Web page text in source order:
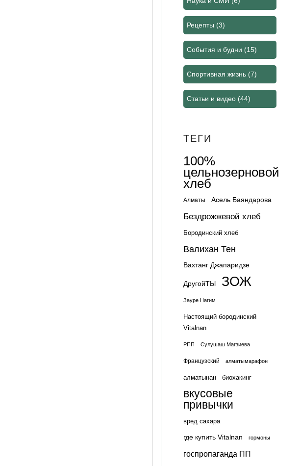
Рецепты (3)
События и будни (15)
Спортивная жизнь (7)
Статьи и видео (44)
ТЕГИ
100%
цельнозерновой
хлеб
Алматы Асель Баяндарова
Бездрожжевой хлеб
Бородинский хлеб
Валихан Тен
Вахтанг Джапаридзе
ДругойТЫ ЗОЖ
Зауре Нагим
Настоящий бородинский
Vitalnan
РПП Сулушаш Магзиева
Французский алматымарафон
алматынан биохакинг
вкусовые
привычки
вред сахара
где купить Vitalnan гормоны
госпропаганда ПП